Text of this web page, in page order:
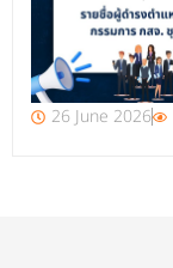
26 June 2026